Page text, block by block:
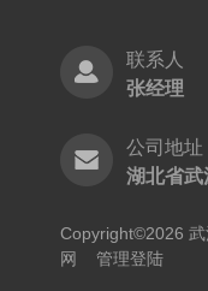
联系人
张经理
公司地址
湖北省
Copyright©2026
网
管理登陆